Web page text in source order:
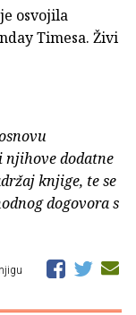
osvojila
Timesa. Živi
dodatne
knjige, te se
dogovora s